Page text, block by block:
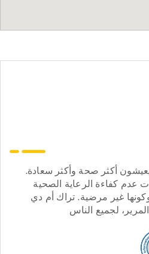
أكثر صحة وأكثر سعادة.
عدم كفاءة الرعاية الصحية
غير مرضية. تراك أم دي
لجميع الناس